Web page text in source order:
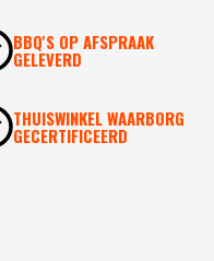
BBQ'S OP AFSPRAAK
GELEVERD
THUISWINKEL WAARBORG
GECERTIFICEERD